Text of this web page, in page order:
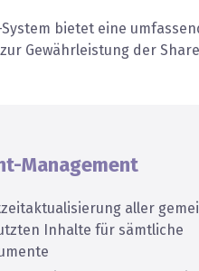
bietet eine
Gewährleistung der
Management
aller
Inhalte für sämtliche